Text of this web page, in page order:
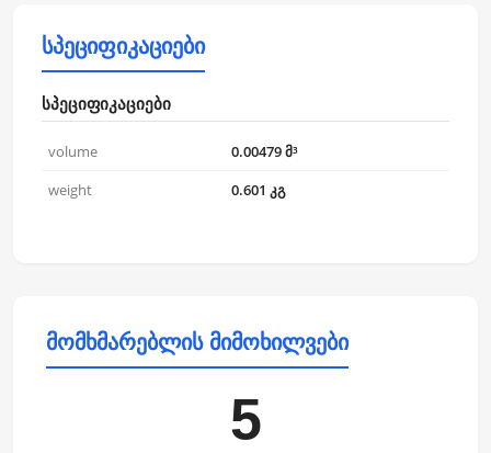
სპეციფიკაციები
სპეციფიკაციები
volume
0.00479 მ³
weight
0.601 კგ
მომხმარებლის მიმოხილვები
5